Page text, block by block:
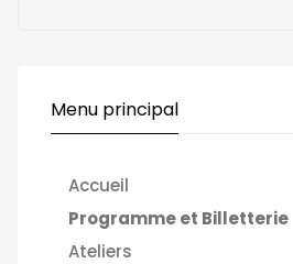
Menu principal
Accueil
Programme et Billetterie
Ateliers